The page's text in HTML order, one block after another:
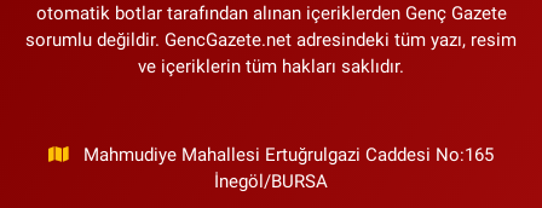
otomatik botlar tarafından alınan içeriklerden Genç Gazete
sorumlu değildir. GencGazete.net adresindeki tüm yazı, resim
ve içeriklerin tüm hakları saklıdır.
Mahmudiye Mahallesi Ertuğrulgazi Caddesi No:165
İnegöl/BURSA